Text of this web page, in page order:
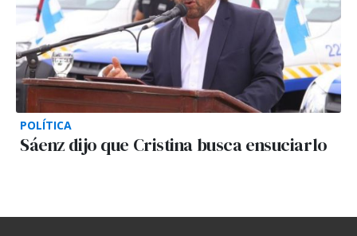
POLÍTICA
Sáenz dijo que Cristina busca ensuciarlo